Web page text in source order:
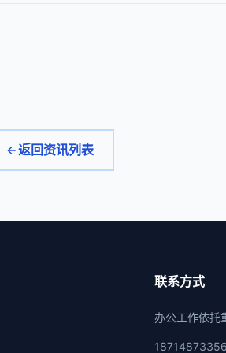
返回资讯列表
联系方式
办公工作依托
18714873356